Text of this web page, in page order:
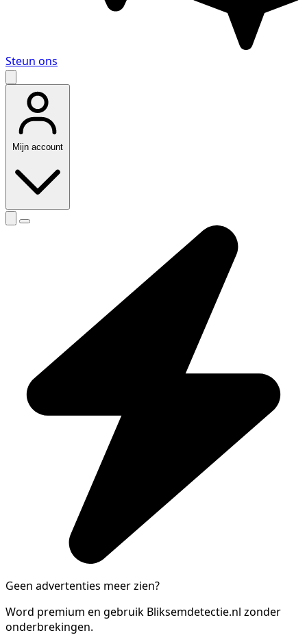
Steun ons
Mijn account
Geen advertenties meer zien?
Word premium en gebruik Bliksemdetectie.nl zonder
onderbrekingen.